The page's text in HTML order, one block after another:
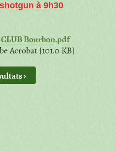
à 9h30
Bourbon.pdf
Acrobat [101.0 KB]